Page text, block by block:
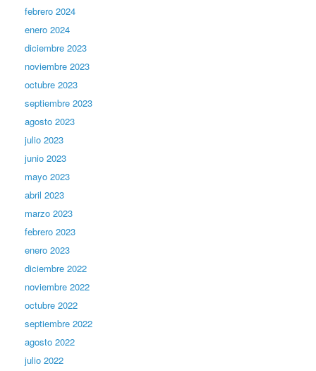
febrero 2024
enero 2024
diciembre 2023
noviembre 2023
octubre 2023
septiembre 2023
agosto 2023
julio 2023
junio 2023
mayo 2023
abril 2023
marzo 2023
febrero 2023
enero 2023
diciembre 2022
noviembre 2022
octubre 2022
septiembre 2022
agosto 2022
julio 2022